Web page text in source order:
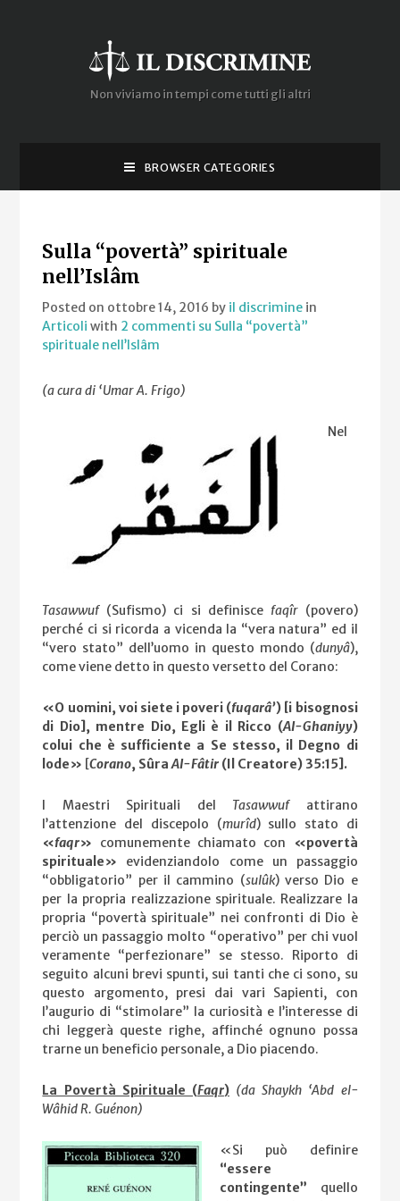
Non viviamo in tempi come tutti gli altri
BROWSER CATEGORIES
Sulla “povertà” spirituale
nell’Islâm
Posted on ottobre 14, 2016 by il discrimine in
Articoli with 2 commenti su Sulla “povertà”
spirituale nell’Islâm
(a cura di ‘Umar A. Frigo)
Nel
Tasawwuf (Sufismo) ci si definisce faqîr (povero)
perché ci si ricorda a vicenda la “vera natura” ed il
“vero stato” dell’uomo in questo mondo (dunyâ),
come viene detto in questo versetto del Corano:
«O uomini, voi siete i poveri (fuqarâ’) [i bisognosi
di Dio], mentre Dio, Egli è il Ricco (Al-Ghaniyy)
colui che è sufficiente a Se stesso, il Degno di
lode» [Corano, SûraAl-Fâtir (Il Creatore) 35:15].
I Maestri Spirituali del Tasawwufattirano
l’attenzione del discepolo (murîd) sullo stato di
«faqr» comunemente chiamato con
«povertà
spirituale» evidenziandolo come un passaggio
“obbligatorio” per il cammino (sulûk) verso Dio e
per la propria realizzazione spirituale. Realizzare la
propria “povertà spirituale” nei confronti di Dio è
perciò un passaggio molto “operativo” per chi vuol
veramente “perfezionare” se stesso. Riporto di
seguito alcuni brevi spunti, sui tanti che ci sono, su
questo argomento, presi dai vari Sapienti, con
l’augurio di “stimolare” la curiosità e l’interesse di
chi leggerà queste righe, affinché ognuno possa
trarne un beneficio personale, a Dio piacendo.
La Povertà Spirituale (Faqr) (da Shaykh ‘Abd el-
Wâhid R. Guénon)
«Si può definire
“essere
contingente” quello